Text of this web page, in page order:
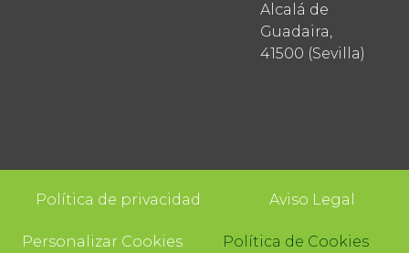
Alcalá de
Guadaira,
41500 (Sevilla)
Política de privacidad Aviso Legal
Personalizar Cookies Política de Cookies